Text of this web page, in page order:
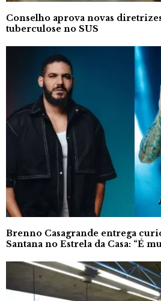
Conselho aprova novas
tuberculose no SUS
Brenno Casagrande entrega
Santana no Estrela da Casa: “É